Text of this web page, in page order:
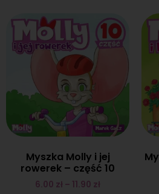
Myszka Molly i jej
rowerek – część 10
6.00 zł – 11.90 zł